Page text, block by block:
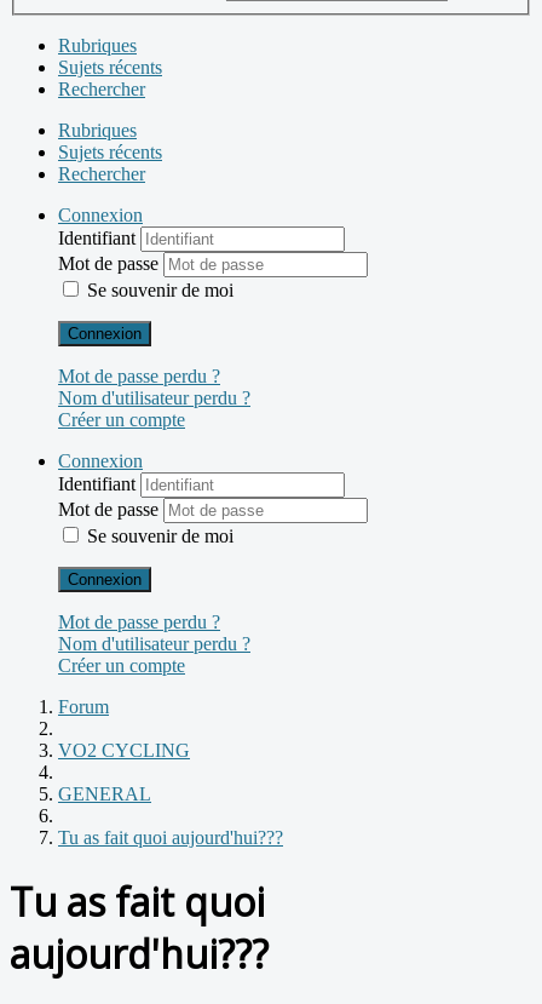
Rubriques
Sujets récents
Rechercher
Rubriques
Sujets récents
Rechercher
Connexion
Identifiant
Mot de passe
Se souvenir de moi
Connexion
Mot de passe perdu ?
Nom d'utilisateur perdu ?
Créer un compte
Connexion
Identifiant
Mot de passe
Se souvenir de moi
Connexion
Mot de passe perdu ?
Nom d'utilisateur perdu ?
Créer un compte
Forum
VO2 CYCLING
GENERAL
Tu as fait quoi aujourd'hui???
Tu as fait quoi
aujourd'hui???